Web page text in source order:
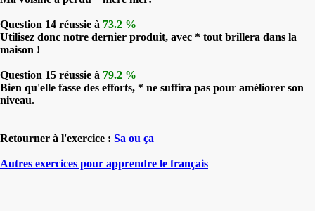
Question 14 réussie à 73.2 %
Utilisez donc notre dernier produit, avec * tout brillera dans la
maison !
Question 15 réussie à 79.2 %
Bien qu'elle fasse des efforts, * ne suffira pas pour améliorer son
niveau.
Retourner à l'exercice : Sa ou ça
Autres exercices pour apprendre le français